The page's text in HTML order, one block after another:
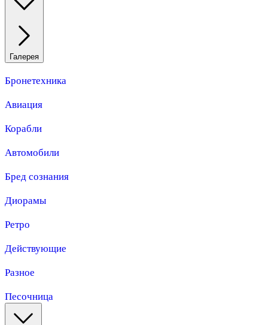
Галерея
Бронетехника
Авиация
Корабли
Автомобили
Бред сознания
Диорамы
Ретро
Действующие
Разное
Песочница